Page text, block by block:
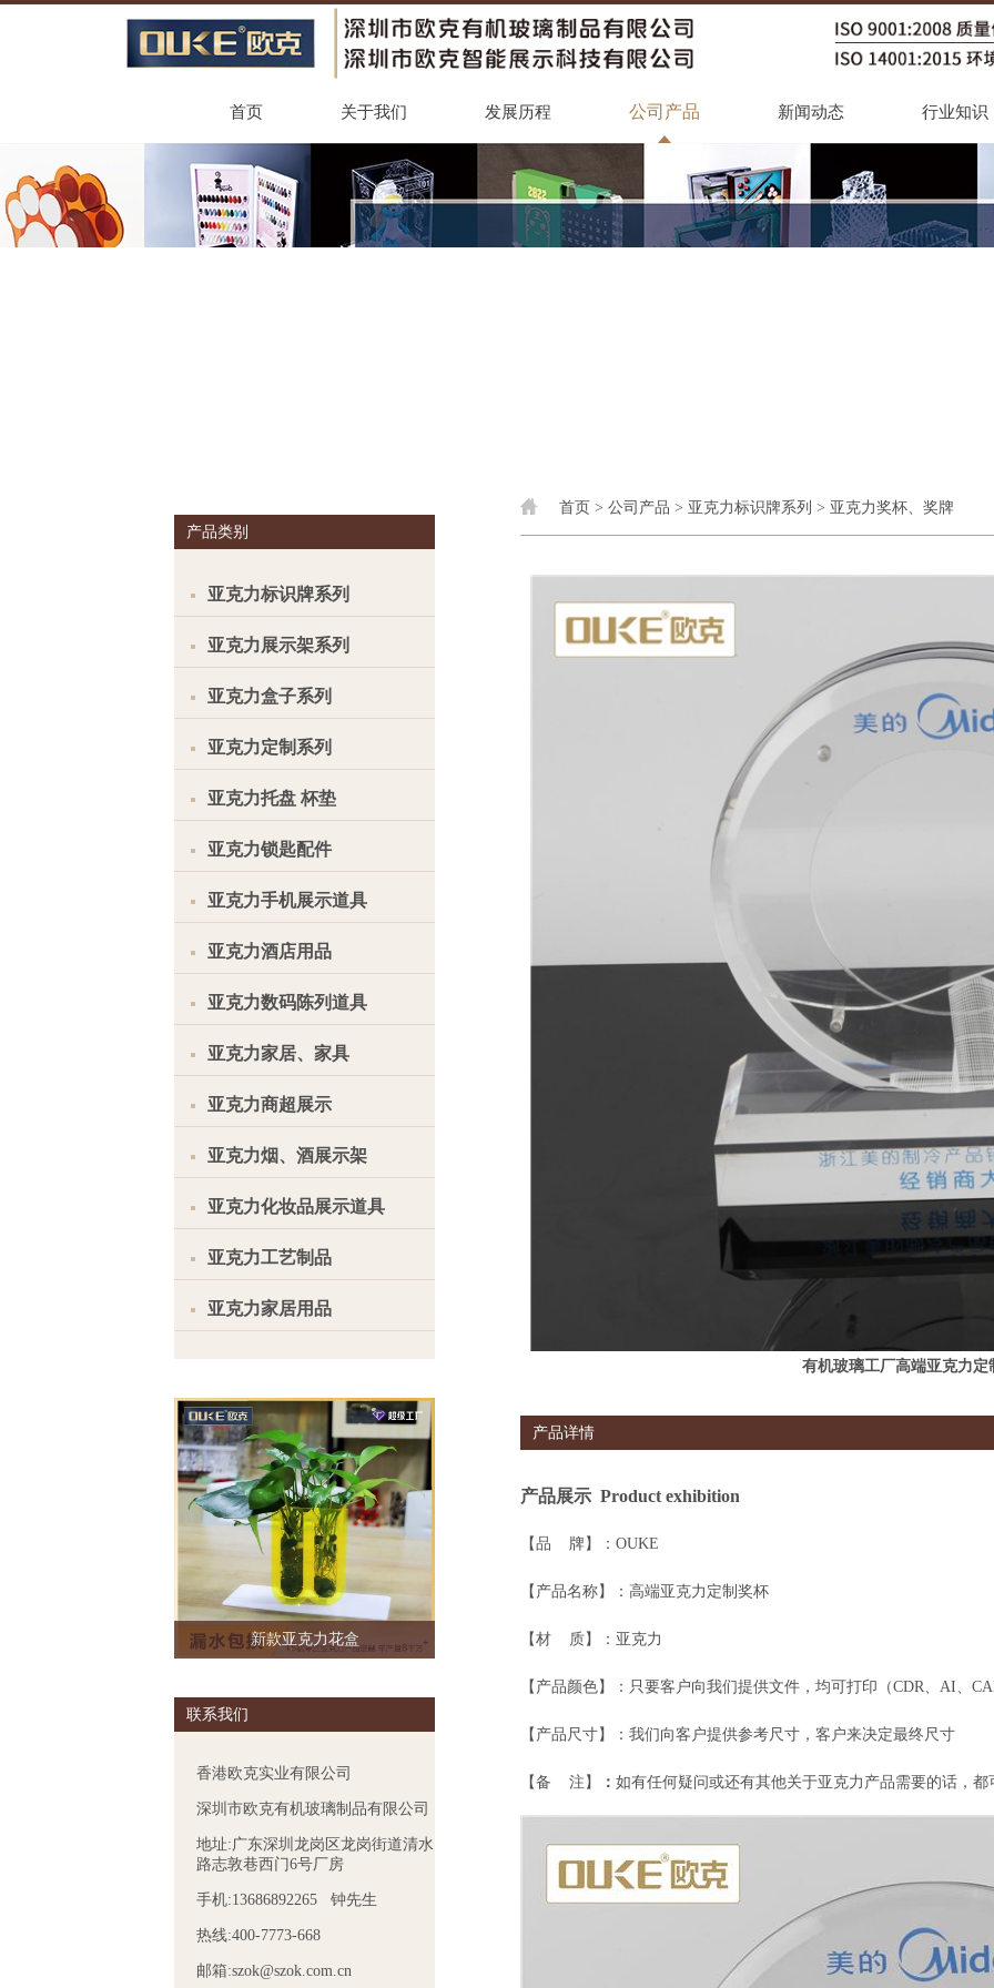
首页 关于我们 发展历程 公司产品 新闻动态 行业知识
产品类别
亚克力标识牌系列
亚克力展示架系列
亚克力盒子系列
亚克力定制系列
亚克力托盘 杯垫
亚克力锁匙配件
亚克力手机展示道具
亚克力酒店用品
亚克力数码陈列道具
亚克力家居、家具
亚克力商超展示
亚克力烟、酒展示架
亚克力化妆品展示道具
亚克力工艺制品
亚克力家居用品
新款亚克力花盒
联系我们
香港欧克实业有限公司
深圳市欧克有机玻璃制品有限公司
地址:广东深圳龙岗区龙岗街道清水
路志敦巷西门6号厂房
手机:13686892265 钟先生
热线:400-7773-668
邮箱:szok@szok.com.cn
首页 > 公司产品 > 亚克力标识牌系列 > 亚克力奖杯、奖牌
有机玻璃工厂高端亚克力定
产品详情
产品展示 Product exhibition
【品 牌】：OUKE
【产品名称】：高端亚克力定制奖杯
【材 质】：亚克力
【产品颜色】：只要客户向我们提供文件，均可打印 （CDR、AI、
【产品尺寸】：我们向客户提供参考尺寸，客户来决定最终尺寸
【备 注】 ： 如有任何疑问或还有其他关于亚克力产品需要的话，都